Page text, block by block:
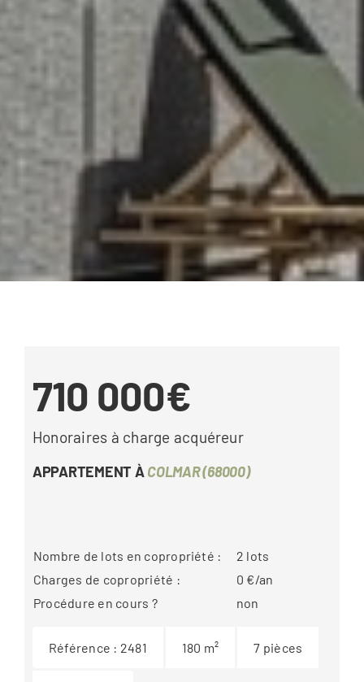
710 000€
Honoraires à charge acquéreur
APPARTEMENT ÀCOLMAR (68000)
Nombre de lots en copropriété : 2 lots
Charges de copropriété :
0 €/an
Procédure en cours ?
non
Référence : 2481 180 m² 7 pièces